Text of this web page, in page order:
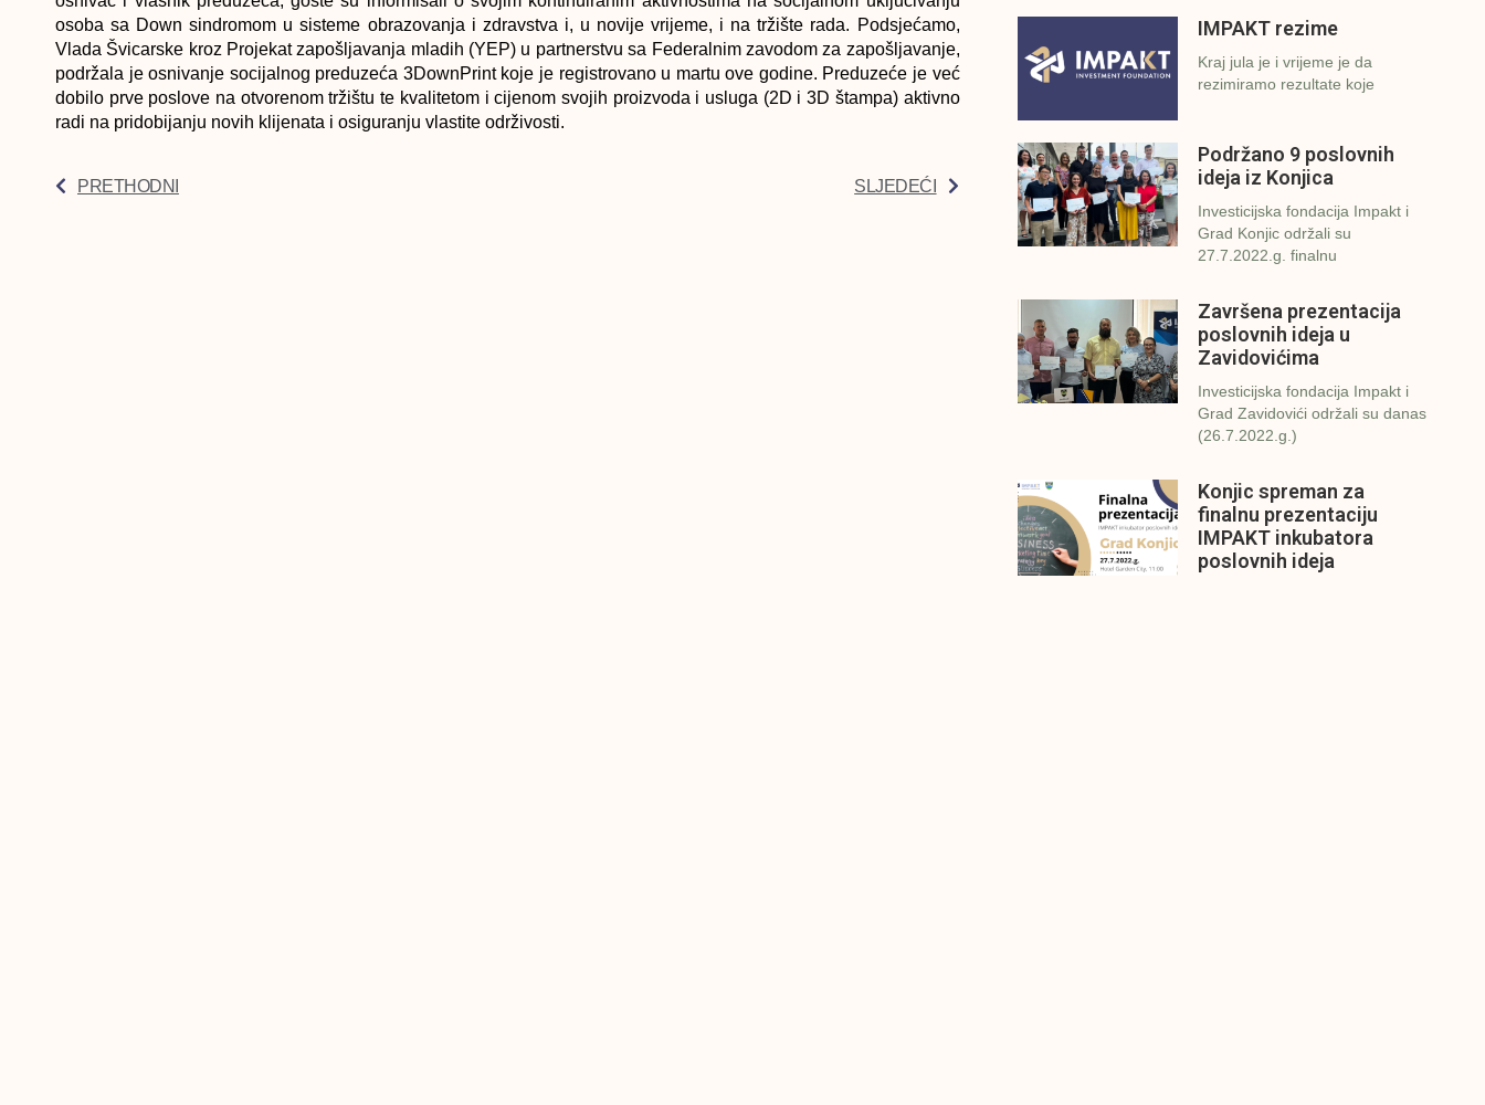
osoba sa Down sindromom u sisteme obrazovanja i zdravstva i, u novije vrijeme, i na tržište rada. Podsjećamo,
Vlada Švicarske kroz Projekat zapošljavanja mladih (YEP) u partnerstvu sa Federalnim zavodom za zapošljavanje,
podržala je osnivanje socijalnog preduzeća 3DownPrint koje je registrovano u martu ove godine. Preduzeće je već
dobilo prve poslove na otvorenom tržištu te kvalitetom i cijenom svojih proizvoda i usluga (2D i 3D štampa) aktivno
radi na pridobijanju novih klijenata i osiguranju vlastite održivosti.
PRETHODNI SLJEDEĆI
IMPAKT rezime
Kraj jula je i vrijeme je da
rezimiramo rezultate koje
Podržano 9 poslovnih
ideja iz Konjica
Investicijska fondacija Impakt i
Grad Konjic održali su
27.7.2022.g. finalnu
Završena prezentacija
poslovnih ideja u
Zavidovićima
Investicijska fondacija Impakt i
Grad Zavidovići održali su danas
(26.7.2022.g.)
Konjic spreman za
finalnu prezentaciju
IMPAKT inkubatora
poslovnih ideja